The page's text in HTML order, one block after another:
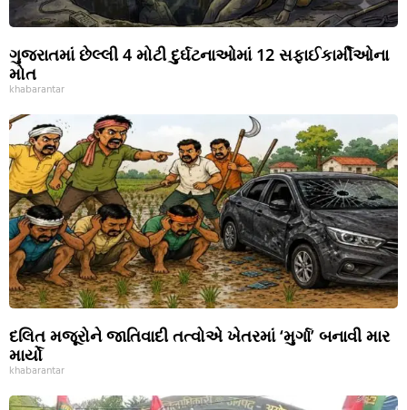
ગુજરાતમાં છેલ્લી 4 મોટી દુર્ઘટનાઓમાં 12 સફાઈકાર્મીઓના
મોત
khabarantar
દલિત મજૂરોને જાતિવાદી તત્વોએ ખેતરમાં ‘મુર્ગા’ બનાવી માર
માર્યો
khabarantar